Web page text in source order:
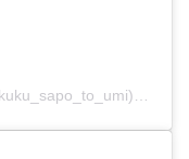
後見的支援室さぽーと・うみ(@kouhokuku_sapo_to_umi)がシェアした投稿